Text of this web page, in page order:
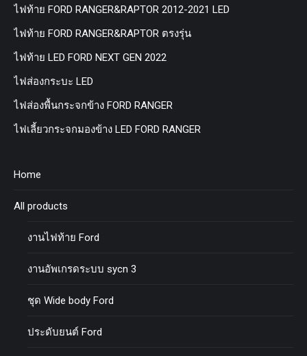
ไฟท้าย FORD RANGER&RAPTOR 2012-2021 LED
ไฟท้าย FORD RANGER&RAPTOR ตรงรุ่น
ไฟท้าย LED FORD NEXT GEN 2022
ไฟส่องกระบะ LED
ไฟส่องพื้นกระจกข้าง FORD RANGER
ไฟเลี้ยวกระจกมองข้าง LED FORD RANGER
Home
All products
งานไฟท้าย Ford
งานอัพเกรดระบบ sycn 3
ชุด Wide body Ford
ประดับยนต์ Ford